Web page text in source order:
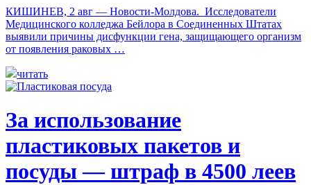
КИШИНЕВ, 2 авг — Новости-Молдова. Исследователи
Медицинского колледжа Бейлора в Соединенных Штатах
выявили причины дисфункции гена, защищающего организм
от появления раковых …
читать
За использование
пластиковых пакетов и
посуды — штраф в 4500 леев